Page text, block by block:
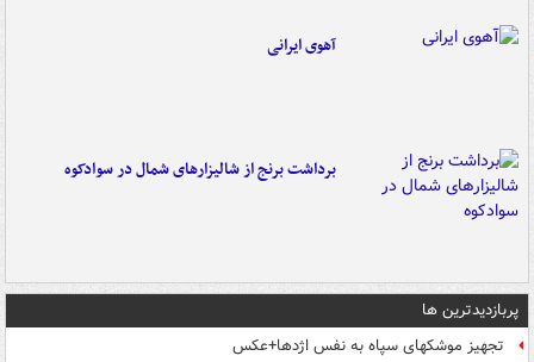
آهوی ایرانی
برداشت برنج از شالیزارهای شمال در سوادکوه
پربازدیدترین ها
تجهیز موشکهای سپاه به نفس اژدها+عکس